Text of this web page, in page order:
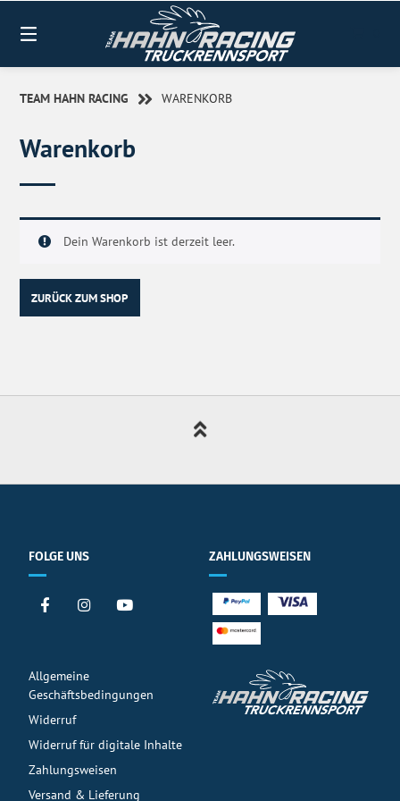
TEAM HAHN RACING WARENKORB
Warenkorb
Dein Warenkorb ist derzeit leer.
ZURÜCK ZUM SHOP
FOLGE UNS ZAHLUNGSWEISEN
Allgemeine
Geschäftsbedingungen
Widerruf
Widerruf für digitale Inhalte
Zahlungsweisen
Versand & Lieferung